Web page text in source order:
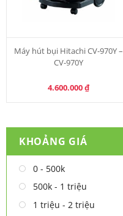
Máy hút bụi Hitachi CV-970Y –
CV-970Y
4.600.000₫
KHOẢNG GIÁ
0 - 500k
500k - 1 triệu
1 triệu - 2 triệu